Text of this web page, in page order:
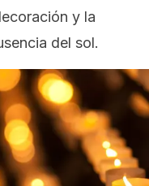
y la
del sol.